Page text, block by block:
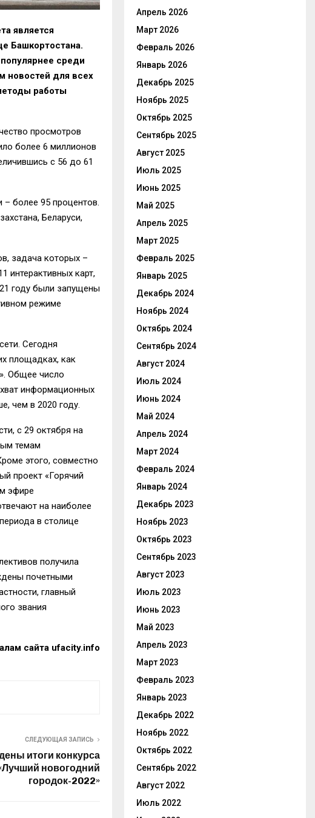
является
Башкортостана.
среди
новостей для всех
работы
просмотров
более 6 миллионов
с 56 до 61
более 95 процентов.
Беларуси,
задача которых –
интерактивных карт,
году были запущены
режиме
Сегодня
площадках, как
Общее число
информационных
чем в 2020 году.
с 29 октября на
темам
этого, совместно
проект «Горячий
эфире
на наиболее
в столице
получила
почетными
главный
звания
сайта ufacity.info
СЛЕДУЮЩАЯ ЗАПИСЬ
итоги конкурса
новогодний
городок-2022»
Апрель 2026
Март 2026
Февраль 2026
Январь 2026
Декабрь 2025
Ноябрь 2025
Октябрь 2025
Сентябрь 2025
Август 2025
Июль 2025
Июнь 2025
Май 2025
Апрель 2025
Март 2025
Февраль 2025
Январь 2025
Декабрь 2024
Ноябрь 2024
Октябрь 2024
Сентябрь 2024
Август 2024
Июль 2024
Июнь 2024
Май 2024
Апрель 2024
Март 2024
Февраль 2024
Январь 2024
Декабрь 2023
Ноябрь 2023
Октябрь 2023
Сентябрь 2023
Август 2023
Июль 2023
Июнь 2023
Май 2023
Апрель 2023
Март 2023
Февраль 2023
Январь 2023
Декабрь 2022
Ноябрь 2022
Октябрь 2022
Сентябрь 2022
Август 2022
Июль 2022